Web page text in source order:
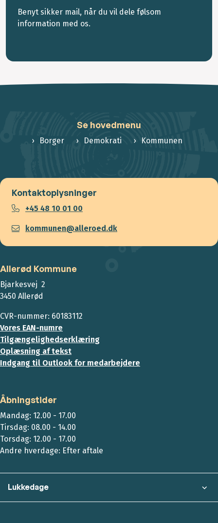
Benyt sikker mail, når du vil dele følsom
information med os.
Se hovedmenu
Borger Demokrati Kommunen
Kontaktoplysninger
+45 48 10 01 00
kommunen@alleroed.dk
Allerød Kommune
Bjarkesvej 2
3450 Allerød
CVR-nummer: 60183112
Vores EAN-numre
Tilgængelighedserklæring
Oplæsning af tekst
Indgang til Outlook for medarbejdere
Åbningstider
Mandag: 12.00 - 17.00
Tirsdag: 08.00 - 14.00
Torsdag: 12.00 - 17.00
Andre hverdage: Efter aftale
Lukkedage